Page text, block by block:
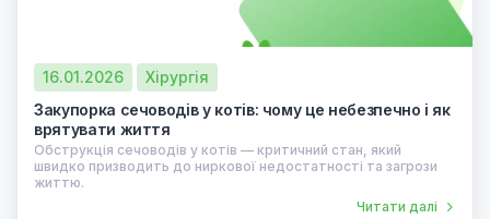
16.01.2026
Хірургія
Закупорка сечоводів у котів: чому це небезпечно і як
врятувати життя
Обструкція сечоводів у котів — критичний стан, який
швидко призводить до ниркової недостатності та загрози
життю.
Читати далі